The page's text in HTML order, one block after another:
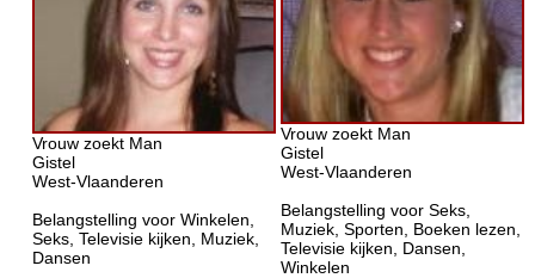
Vrouw zoekt Man
Gistel
West-Vlaanderen
Belangstelling voor Winkelen,
Seks, Televisie kijken, Muziek,
Dansen
Vrouw zoekt Man
Gistel
West-Vlaanderen
Belangstelling voor Seks,
Muziek, Sporten, Boeken lezen,
Televisie kijken, Dansen,
Winkelen